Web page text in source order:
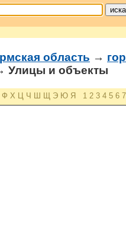
область →
Улицы и объекты
Ф Х Ц Ч Ш Щ Э Ю Я 1 2 3 4 5 6 7